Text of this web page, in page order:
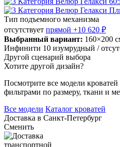
Тип подъемного механизма
отсутствует прямой +10 620 ₽
Выбранный вариант: 160×200
Инфинити 10 изумрудный /
Другой сценарий выбора
Хотите другой дизайн?
Посмотрите все модели кроватей
фильтрами по размеру, ткани и
Все модели Каталог кроватей
Доставка в Санкт-Петербург
Сменить